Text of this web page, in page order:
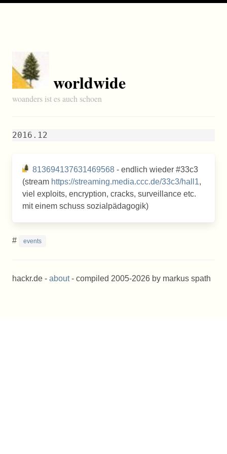
worldwide
woanders ist es auch schoen
2016.12
813694137631469568 - endlich wieder #33c3
(stream https://streaming.media.ccc.de/33c3/hall1,
viel exploits, encryption, cracks, surveillance etc.
mit einem schuss sozialpädagogik)
# events
hackr.de - about- compiled 2005-2026 by markus spath